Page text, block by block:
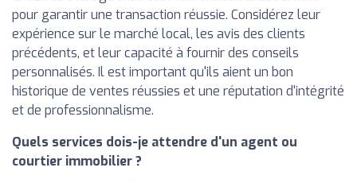
pour garantir une transaction réussie. Considérez leur
expérience sur le marché local, les avis des clients
précédents, et leur capacité à fournir des conseils
personnalisés. Il est important qu'ils aient un bon
historique de ventes réussies et une réputation d'intégrité
et de professionnalisme.
Quels services dois-je attendre d'un agent ou
courtier immobilier ?